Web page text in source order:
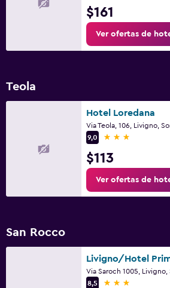
$161
Ver ofertas de
Teola
Hotel Loredana
Via Teola, 106, Livigno,
9,0
3 estrellas
$113
Ver ofertas de
San Rocco
Livigno/Hotel
8,5
3 estrellas